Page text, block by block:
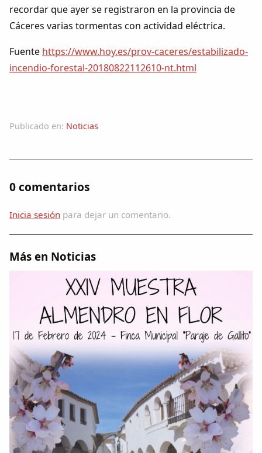
recordar que ayer se registraron en la provincia de
Cáceres varias tormentas con actividad eléctrica.
Fuente https://www.hoy.es/prov-caceres/estabilizado-
incendio-forestal-20180822112610-nt.html
Publicado en: Noticias
0 comentarios
Inicia sesión para dejar un comentario.
Más en Noticias